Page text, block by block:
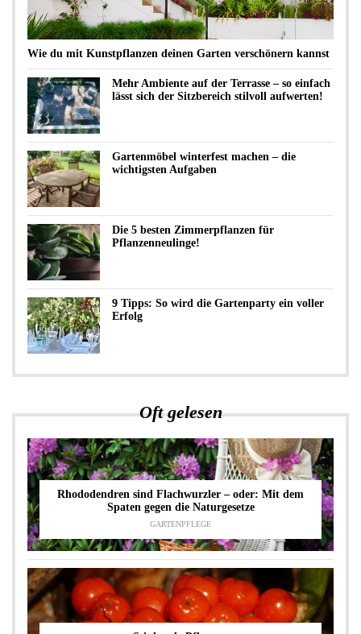
Wie du mit Kunstpflanzen deinen Garten verschönern kannst
Mehr Ambiente auf der Terrasse – so einfach
lässt sich der Sitzbereich stilvoll aufwerten!
Gartenmöbel winterfest machen – die
wichtigsten Aufgaben
Die 5 besten Zimmerpflanzen für
Pflanzenneulinge!
9 Tipps: So wird die Gartenparty ein voller
Erfolg
Oft gelesen
Rhododendren sind Flachwurzler – oder: Mit dem
Spaten gegen die Naturgesetze
GARTENPFLEGE